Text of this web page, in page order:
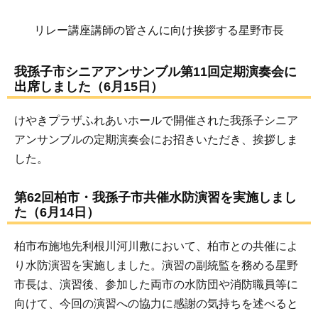
リレー講座講師の皆さんに向け挨拶する星野市長
我孫子市シニアアンサンブル第11回定期演奏会に
出席しました（6月15日）
けやきプラザふれあいホールで開催された我孫子シニア
アンサンブルの定期演奏会にお招きいただき、挨拶しま
した。
第62回柏市・我孫子市共催水防演習を実施しまし
た（6月14日）
柏市布施地先利根川河川敷において、柏市との共催によ
り水防演習を実施しました。演習の副統監を務める星野
市長は、演習後、参加した両市の水防団や消防職員等に
向けて、今回の演習への協力に感謝の気持ちを述べると